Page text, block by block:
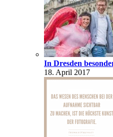
In Dresden
18. April 2017